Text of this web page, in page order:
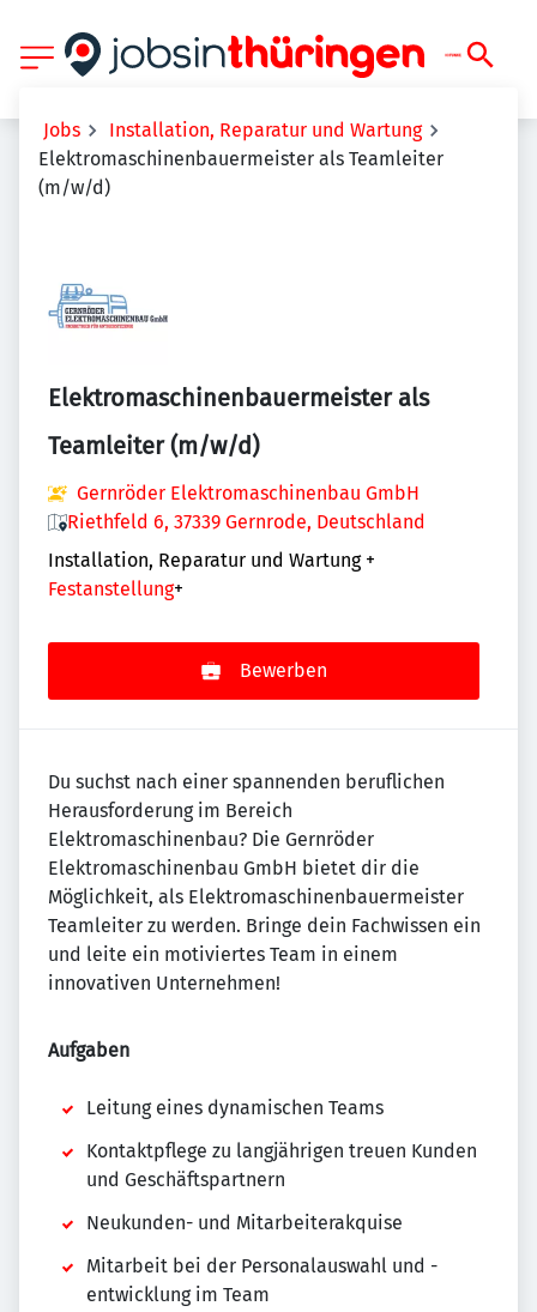
Jobs
Installation, Reparatur und Wartung
Elektromaschinenbauermeister als Teamleiter
(m/w/d)
Elektromaschinenbauermeister als
Teamleiter (m/w/d)
Gernröder Elektromaschinenbau GmbH
Riethfeld 6, 37339 Gernrode, Deutschland
Installation, Reparatur und Wartung +
Festanstellung+
Bewerben
Du suchst nach einer spannenden beruflichen
Herausforderung im Bereich
Elektromaschinenbau? Die Gernröder
Elektromaschinenbau GmbH bietet dir die
Möglichkeit, als Elektromaschinenbauermeister
Teamleiter zu werden. Bringe dein Fachwissen ein
und leite ein motiviertes Team in einem
innovativen Unternehmen!
Aufgaben
Leitung eines dynamischen Teams
Kontaktpflege zu langjährigen treuen Kunden
und Geschäftspartnern
Neukunden- und Mitarbeiterakquise
Mitarbeit bei der Personalauswahl und -
entwicklung im Team